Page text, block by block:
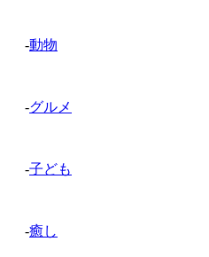
-動物
-グルメ
-子ども
-癒し